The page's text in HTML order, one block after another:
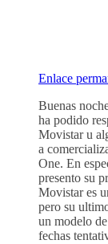
Enlace
Buenas
ha podido
Movistar u
a
One. En
presento su
Movistar es
pero su
un modelo
fechas